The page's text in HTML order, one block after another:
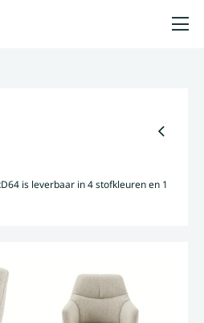
is leverbaar in 4 stofkleuren en 1